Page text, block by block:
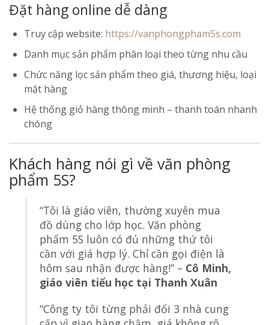
Đặt hàng online dễ dàng
Truy cập website: https://vanphongpham5s.com
Danh mục sản phẩm phân loại theo từng nhu cầu
Chức năng lọc sản phẩm theo giá, thương hiệu, loại
mặt hàng
Hệ thống giỏ hàng thông minh – thanh toán nhanh
chóng
Khách hàng nói gì về văn phòng
phẩm 5S?
“Tôi là giáo viên, thường xuyên mua
đồ dùng cho lớp học. Văn phòng
phẩm 5S luôn có đủ những thứ tôi
cần với giá hợp lý. Chỉ cần gọi điện là
hôm sau nhận được hàng!” – Cô Minh,
giáo viên tiểu học tại Thanh Xuân
“Công ty tôi từng phải đổi 3 nhà cung